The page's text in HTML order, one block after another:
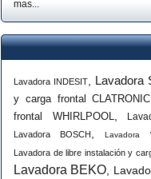
mas...
Lavadora INDESIT Lavadora
y carga frontal CLATRONIC
frontal WHIRLPOOL
Lavadora BOSCH ,Lavadora
Lavadora de libre instalación y
Lavadora BEKO